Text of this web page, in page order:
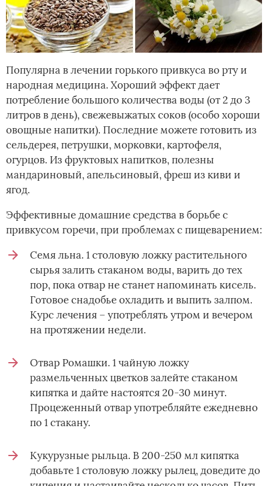
Популярна в лечении горького привкуса во рту и
народная медицина. Хороший эффект дает
потребление большого количества воды (от 2 до 3
литров в день), свежевыжатых соков (особо хороши
овощные напитки). Последние можете готовить из
сельдерея, петрушки, морковки, картофеля,
огурцов. Из фруктовых напитков, полезны
мандариновый, апельсиновый, фреш из киви и
ягод.
Эффективные домашние средства в борьбе с
привкусом горечи, при проблемах с пищеварением:
Семя льна. 1 столовую ложку растительного
сырья залить стаканом воды, варить до тех
пор, пока отвар не станет напоминать кисель.
Готовое снадобье охладить и выпить залпом.
Курс лечения – употреблять утром и вечером
на протяжении недели.
Отвар Ромашки. 1 чайную ложку
размельченных цветков залейте стаканом
кипятка и дайте настоятся 20-30 минут.
Процеженный отвар употребляйте ежедневно
по 1 стакану.
Кукурузные рыльца. В 200-250 мл кипятка
добавьте 1 столовую ложку рылец, доведите до